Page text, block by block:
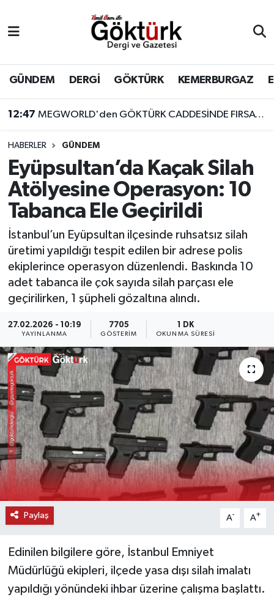
GÜNDEM DERGİ GÖKTÜRK KEMERBURGAZ
12:47 MEGWORLD'den GÖKTÜRK CADDESİNDE FIRSAT!!! DEVREN KİRALIK CAFE
HABERLER GÜNDEM
Eyüpsultan’da Kaçak Silah
Atölyesine Operasyon: 10
Tabanca Ele Geçirildi
İstanbul’un Eyüpsultan ilçesinde ruhsatsız silah
üretimi yapıldığı tespit edilen bir adrese polis
ekiplerince operasyon düzenlendi. Baskında 10
adet tabanca ile çok sayıda silah parçası ele
geçirilirken, 1 şüpheli gözaltına alındı.
27.02.2026 - 10:19
YAYINLANMA
7705
GÖSTERIM
1 DK
OKUNMA SÜRESI
Paylaş A- A+
Edinilen bilgilere göre, İstanbul Emniyet
Müdürlüğü ekipleri, ilçede yasa dışı silah imalatı
yapıldığı yönündeki ihbar üzerine çalışma başlattı.
BİLİM
DERGİ
DÜNYA
EĞİTİM
EKONOMİ
GÖKTÜRK
GÜNDEM
KEMERBURGAZ
KÜLTÜR - SANAT
MAGAZİN
ÖZEL HABER
SAĞLIK
SPOR
TEKNOLOJİ
TİCARET
YAŞAM
Eyüpsultan Hava Durumu
Eyüpsultan Trafik Yoğunluk Haritası
Süper Lig Puan Durumu ve Fikstür
Tüm Manşetler
Son Dakika Haberleri
Haber Arşivi